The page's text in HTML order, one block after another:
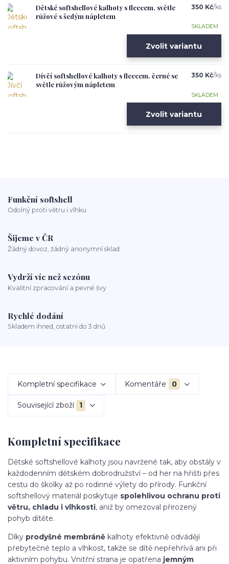
Dětské softshellové kalhoty s fleecem, světle
růžové s šedým nápletem
350 Kč/ks
SKLADEM
Zvolit variantu
Dívčí softshellové kalhoty s fleecem, černé se
světle růžovým nápletem
350 Kč/ks
SKLADEM
Zvolit variantu
Funkční softshell
Odolný proti větru i vlhku
Šijeme v ČR
Žádný dovoz, žádný anonymní sklad
Vydrží víc než sezónu
Kvalitní zpracování a pevné švy
Rychlé dodání
Skladem ihned, ostatní do 3 dnů
Kompletní specifikace Komentáře 0
Související zboží 1
Kompletní specifikace
Dětské softshellové kalhoty jsou navržené tak, aby obstály v
každodenním dětském dobrodružství – od her na hřišti přes
cestu do školky až po rodinné výlety do přírody. Funkční
softshellový materiál poskytuje spolehlivou ochranu proti
větru, chladu i vlhkosti, aniž by omezoval přirozený
pohyb dítěte.
Díky prodyšné membráně kalhoty efektivně odvádějí
přebytečné teplo a vlhkost, takže se dítě nepřehřívá ani při
aktivním pohybu. Vnitřní strana je opatřena jemným